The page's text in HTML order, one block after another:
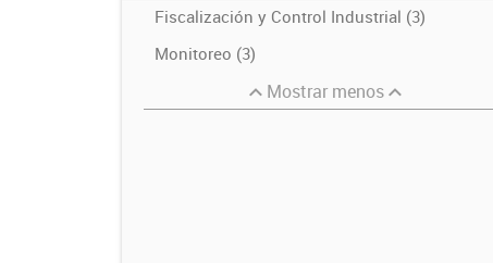
Fiscalización y Control Industrial (3)
Monitoreo (3)
Mostrar menos